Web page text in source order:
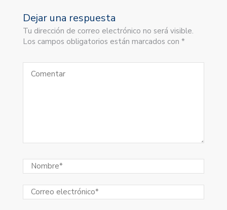
Dejar una respuesta
Tu dirección de correo electrónico no será visible.
Los campos obligatorios están marcados con *